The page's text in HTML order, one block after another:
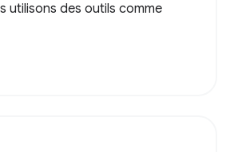
utilisons des outils comme